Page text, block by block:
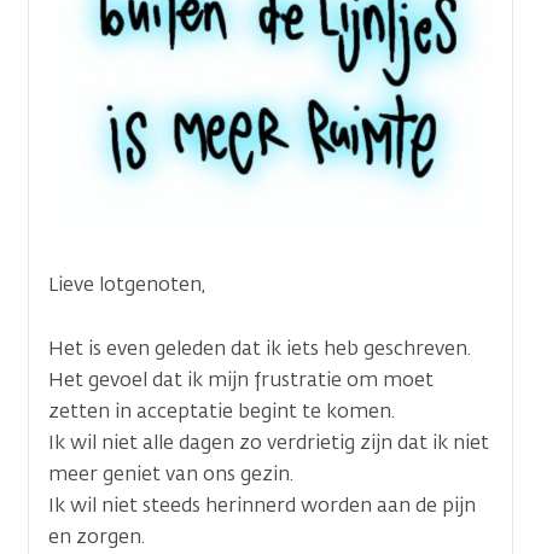
Lieve lotgenoten,
Het is even geleden dat ik iets heb geschreven.
Het gevoel dat ik mijn frustratie om moet
zetten in acceptatie begint te komen.
Ik wil niet alle dagen zo verdrietig zijn dat ik niet
meer geniet van ons gezin.
Ik wil niet steeds herinnerd worden aan de pijn
en zorgen.